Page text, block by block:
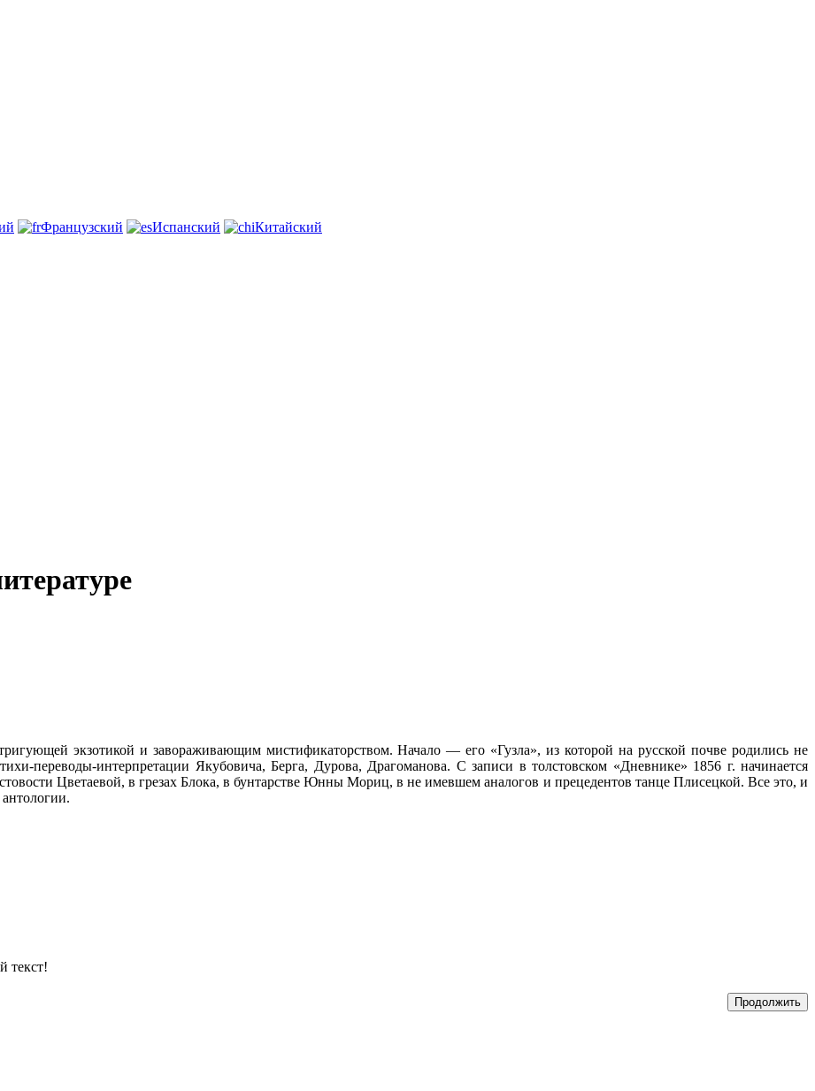
Французский Испанский Китайский
экзотикой и завораживающим мистификаторством. Начало — его «Гузла», из которой на русской почве родились не
переводы-интерпретации Якубовича, Берга, Дурова, Драгоманова. С записи в толстовском «Дневнике» 1856 г. начинается
Цветаевой, в грезах Блока, в бунтарстве Юнны Мориц, в не имевшем аналогов и прецедентов танце Плисецкой. Все это, и
текст!
Продолжить